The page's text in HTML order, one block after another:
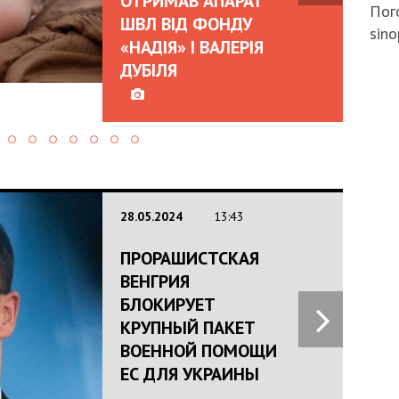
ШВЛ ВІД ФОНДУ
«НАДІЯ» І ВАЛЕРІЯ
ДУБІЛЯ
28.05.2024 13:43
ПРОРАШИСТСКАЯ
ВЕНГРИЯ
БЛОКИРУЕТ
КРУПНЫЙ ПАКЕТ
ВОЕННОЙ ПОМОЩИ
ЕС ДЛЯ УКРАИНЫ